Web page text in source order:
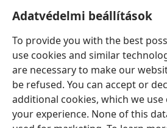
Adatvédelmi beállítások
To provide you with the best
use cookies and similar
are necessary to make our
be refused. You can accept or
additional cookies, which we
your experience. None of this
Őrtorony ONLINE KÖNYVTÁR
(opens
window)JW Hub
(opens
new
window)JW Library
Watchtower Library